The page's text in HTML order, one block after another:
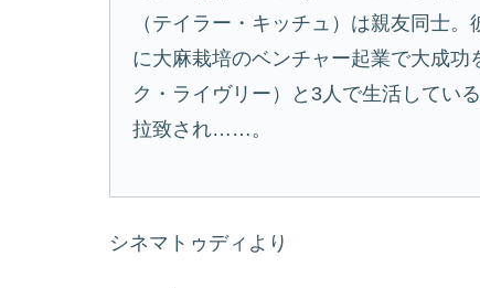
（テイラー・キッチュ）は親友同士
に大麻栽培のベンチャー起業で大成
ク・ライヴリー）と3人で生活してい
拉致され……。
シネマトゥディより